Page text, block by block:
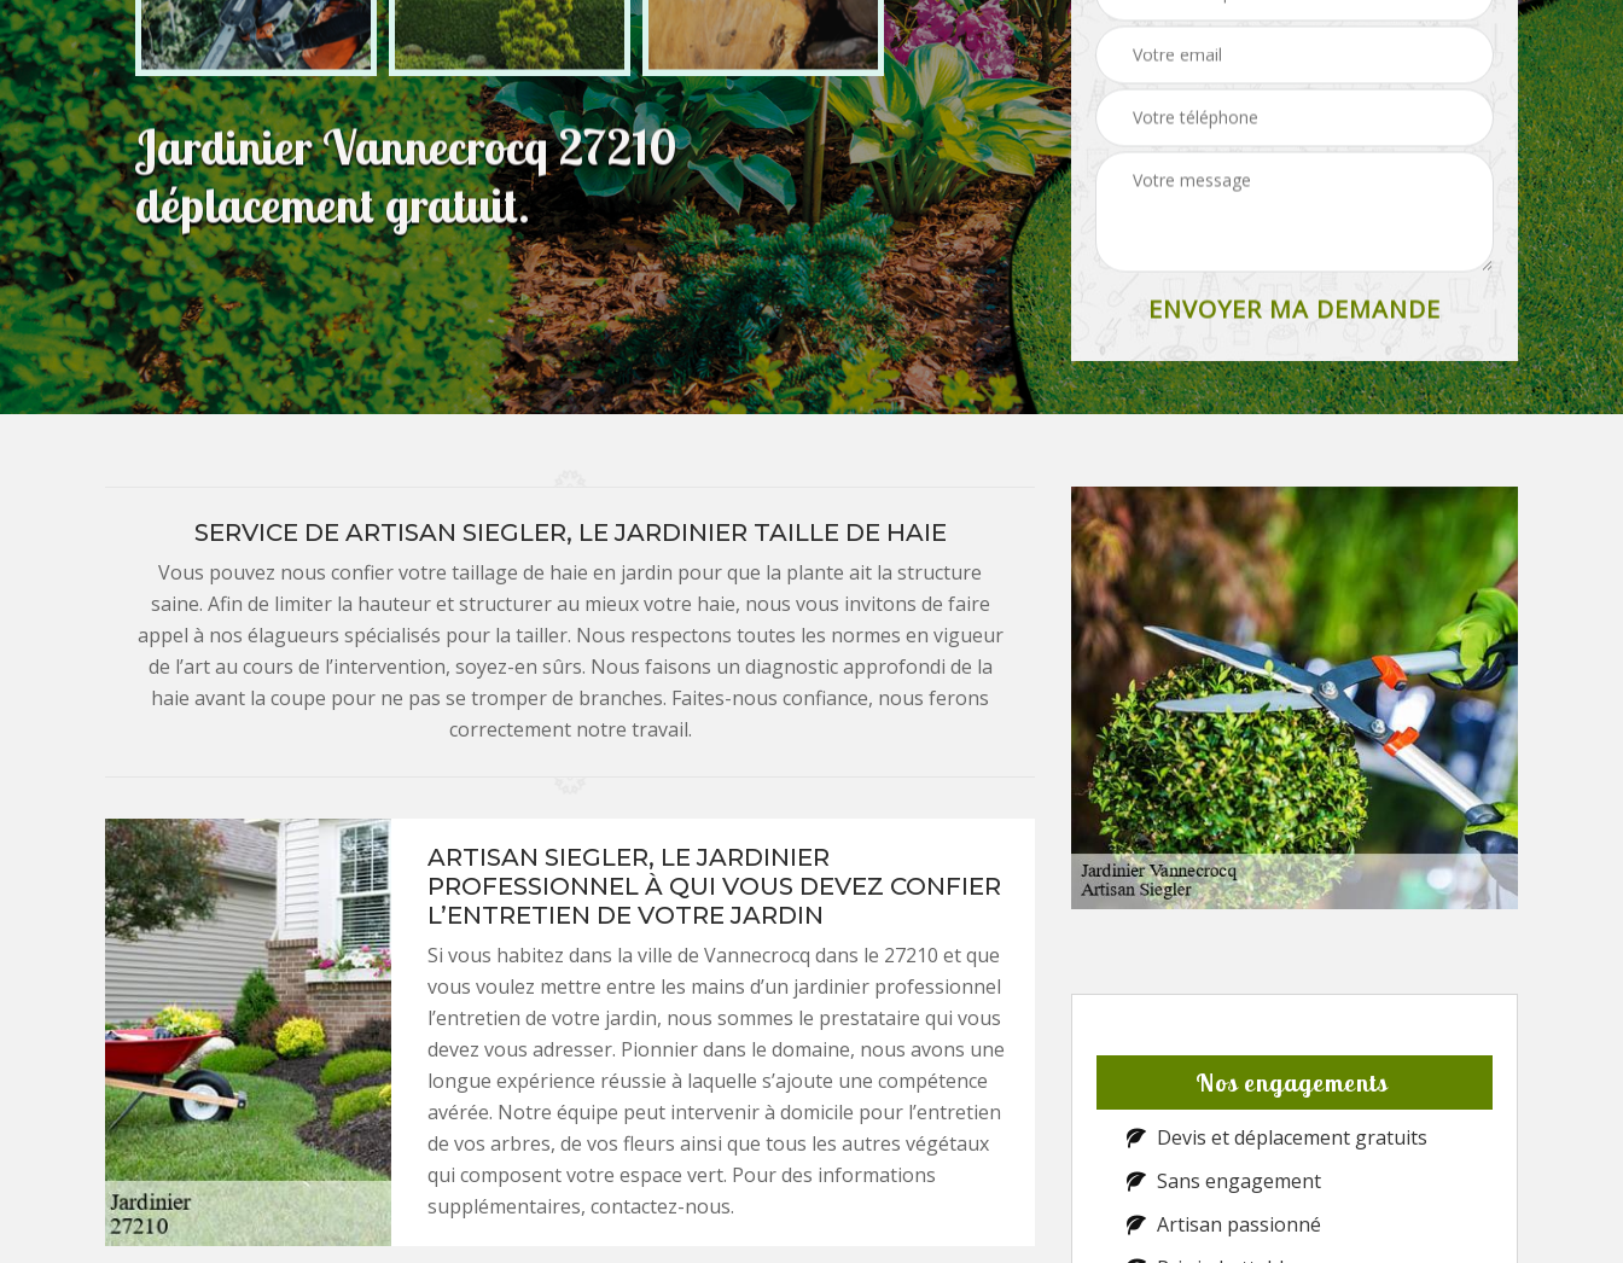
Jardinier Vannecrocq 27210
déplacement gratuit.
SERVICE DE ARTISAN SIEGLER, LE JARDINIER TAILLE DE HAIE
Vous pouvez nous confier votre taillage de haie en jardin pour que la plante ait la structure
saine. Afin de limiter la hauteur et structurer au mieux votre haie, nous vous invitons de faire
appel à nos élagueurs spécialisés pour la tailler. Nous respectons toutes les normes en vigueur
de l’art au cours de l’intervention, soyez-en sûrs. Nous faisons un diagnostic approfondi de la
haie avant la coupe pour ne pas se tromper de branches. Faites-nous confiance, nous ferons
correctement notre travail.
ARTISAN SIEGLER, LE JARDINIER
PROFESSIONNEL À QUI VOUS DEVEZ CONFIER
L’ENTRETIEN DE VOTRE JARDIN
Si vous habitez dans la ville de Vannecrocq dans le 27210 et que
vous voulez mettre entre les mains d’un jardinier professionnel
l’entretien de votre jardin, nous sommes le prestataire qui vous
devez vous adresser. Pionnier dans le domaine, nous avons une
longue expérience réussie à laquelle s’ajoute une compétence
avérée. Notre équipe peut intervenir à domicile pour l’entretien
de vos arbres, de vos fleurs ainsi que tous les autres végétaux
qui composent votre espace vert. Pour des informations
supplémentaires, contactez-nous.
Nos engagements
Devis et déplacement gratuits
Sans engagement
Artisan passionné